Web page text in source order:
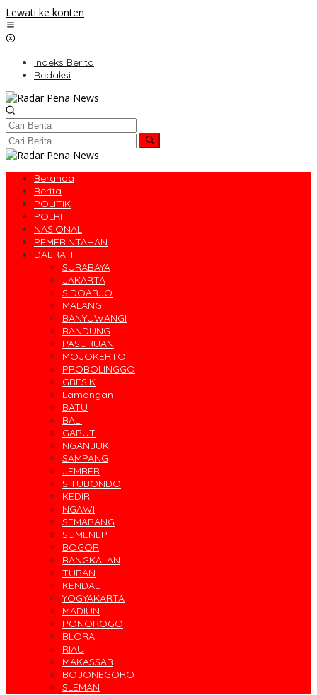
Lewati ke konten
Indeks Berita
Redaksi
Beranda
Berita
POLITIK
POLRI
NASIONAL
PEMERINTAHAN
DAERAH
SURABAYA
JAKARTA
SIDOARJO
MALANG
BANYUWANGI
BANDUNG
PASURUAN
MOJOKERTO
PROBOLINGGO
GRESIK
Lamongan
BATU
BALI
GARUT
NGANJUK
SAMPANG
JEMBER
SITUBONDO
KEDIRI
NGAWI
SEMARANG
SUMENEP
BOGOR
BANGKALAN
TUBAN
KENDAL
YOGYAKARTA
MADIUN
PONOROGO
BLORA
RIAU
MAKASSAR
BOJONEGORO
SLEMAN